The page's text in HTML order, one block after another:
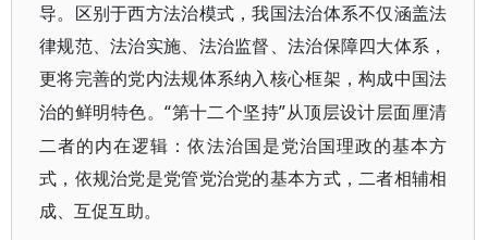
导。区别于西方法治模式，我国法治体系不仅涵盖法
律规范、法治实施、法治监督、法治保障四大体系，
更将完善的党内法规体系纳入核心框架，构成中国法
治的鲜明特色。“第十二个坚持”从顶层设计层面厘清
二者的内在逻辑：依法治国是党治国理政的基本方
式，依规治党是党管党治党的基本方式，二者相辅相
成、互促互助。